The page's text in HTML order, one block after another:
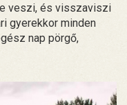
veszi, és visszaviszi
gyerekkor minden
nap pörgő,